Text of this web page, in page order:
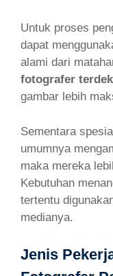
Untuk proses
dapat
alami dari
fotografer
gambar lebih
Sementara
umumnya
maka mereka
Kebutuhan
tertentu
medianya.
Jenis